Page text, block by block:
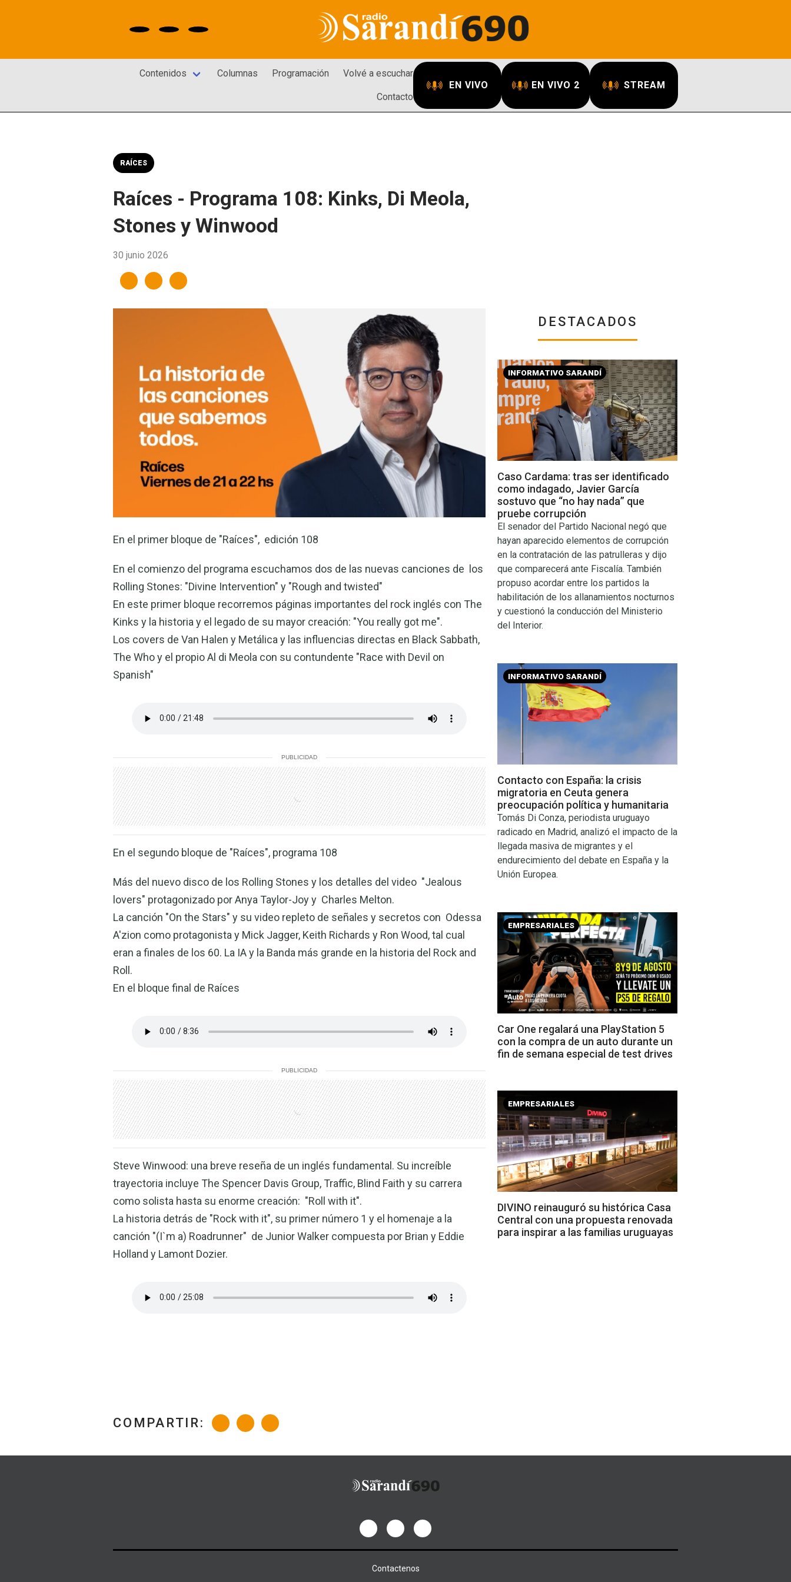
Contenidos Columnas Programación Volvé a escuchar
Contacto
EN VIVO EN VIVO 2 STREAM
RAÍCES
Raíces - Programa 108: Kinks, Di Meola,
Stones y Winwood
30 junio 2026
En el primer bloque de "Raíces", edición 108
En el comienzo del programa escuchamos dos de las nuevas canciones de los
Rolling Stones: "Divine Intervention" y "Rough and twisted"
En este primer bloque recorremos páginas importantes del rock inglés con The
Kinks y la historia y el legado de su mayor creación: "You really got me".
Los covers de Van Halen y Metálica y las influencias directas en Black Sabbath,
The Who y el propio Al di Meola con su contundente "Race with Devil on
Spanish"
PUBLICIDAD
En el segundo bloque de "Raíces", programa 108
Más del nuevo disco de los Rolling Stones y los detalles del video "Jealous
lovers" protagonizado por Anya Taylor-Joy y Charles Melton.
La canción "On the Stars" y su video repleto de señales y secretos con Odessa
A'zion como protagonista y Mick Jagger, Keith Richards y Ron Wood, tal cual
eran a finales de los 60. La IA y la Banda más grande en la historia del Rock and
Roll.
En el bloque final de Raíces
PUBLICIDAD
Steve Winwood: una breve reseña de un inglés fundamental. Su increíble
trayectoria incluye The Spencer Davis Group, Traffic, Blind Faith y su carrera
como solista hasta su enorme creación: "Roll with it".
La historia detrás de "Rock with it", su primer número 1 y el homenaje a la
canción "(I`m a) Roadrunner" de Junior Walker compuesta por Brian y Eddie
Holland y Lamont Dozier.
COMPARTIR:
DESTACADOS
INFORMATIVO SARANDÍ
Caso Cardama: tras ser identificado
como indagado, Javier García
sostuvo que “no hay nada” que
pruebe corrupción
El senador del Partido Nacional negó que
hayan aparecido elementos de corrupción
en la contratación de las patrulleras y dijo
que comparecerá ante Fiscalía. También
propuso acordar entre los partidos la
habilitación de los allanamientos nocturnos
y cuestionó la conducción del Ministerio
del Interior.
INFORMATIVO SARANDÍ
Contacto con España: la crisis
migratoria en Ceuta genera
preocupación política y humanitaria
Tomás Di Conza, periodista uruguayo
radicado en Madrid, analizó el impacto de la
llegada masiva de migrantes y el
endurecimiento del debate en España y la
Unión Europea.
EMPRESARIALES
Car One regalará una PlayStation 5
con la compra de un auto durante un
fin de semana especial de test drives
EMPRESARIALES
DIVINO reinauguró su histórica Casa
Central con una propuesta renovada
para inspirar a las familias uruguayas
Contactenos